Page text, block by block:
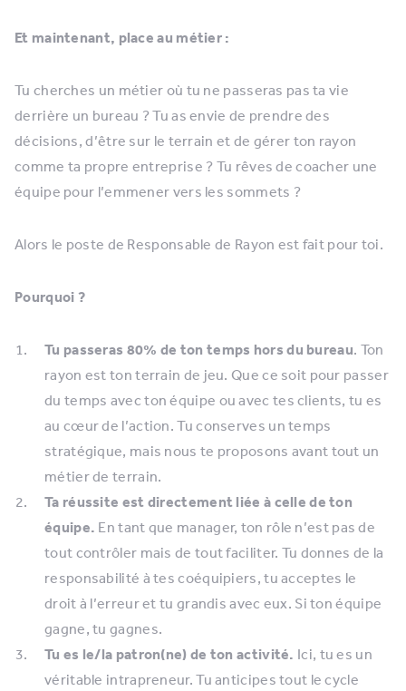
Et maintenant, place au métier :
Tu cherches un métier où tu ne passeras pas ta vie
derrière un bureau ? Tu as envie de prendre des
décisions, d’être sur le terrain et de gérer ton rayon
comme ta propre entreprise ? Tu rêves de coacher une
équipe pour l’emmener vers les sommets ?
Alors le poste de Responsable de Rayon est fait pour toi.
Pourquoi ?
Tu passeras 80% de ton temps hors du bureau. Ton
rayon est ton terrain de jeu. Que ce soit pour passer
du temps avec ton équipe ou avec tes clients, tu es
au cœur de l’action. Tu conserves un temps
stratégique, mais nous te proposons avant tout un
métier de terrain.
Ta réussite est directement liée à celle de ton
équipe. En tant que manager, ton rôle n’est pas de
tout contrôler mais de tout faciliter. Tu donnes de la
responsabilité à tes coéquipiers, tu acceptes le
droit à l’erreur et tu grandis avec eux. Si ton équipe
gagne, tu gagnes.
Tu es le/la patron(ne) de ton activité. Ici, tu es un
véritable intrapreneur. Tu anticipes tout le cycle